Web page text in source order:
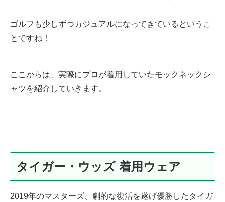
ゴルフも少しずつカジュアルになってきているというこ
とですね！
ここからは、実際にプロが着用していたモックネックシ
ャツを紹介していきます。
タイガー・ウッズ 着用ウェア
2019年のマスターズ、劇的な復活を遂げ優勝したタイガ